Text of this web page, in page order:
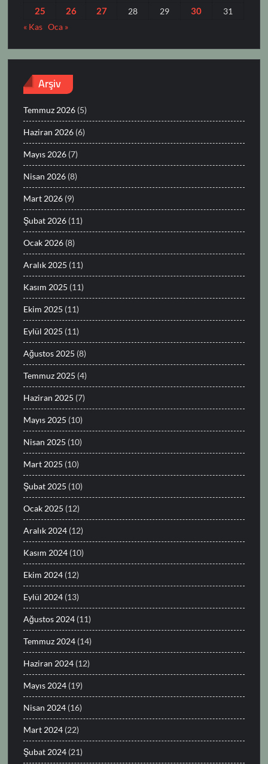
25
26 27 28 29 30
31
« Kas Oca »
Arşiv
Temmuz 2026 (5)
Haziran 2026 (6)
Mayıs 2026 (7)
Nisan 2026 (8)
Mart 2026 (9)
Şubat 2026 (11)
Ocak 2026 (8)
Aralık 2025 (11)
Kasım 2025 (11)
Ekim 2025 (11)
Eylül 2025 (11)
Ağustos 2025 (8)
Temmuz 2025 (4)
Haziran 2025 (7)
Mayıs 2025 (10)
Nisan 2025 (10)
Mart 2025 (10)
Şubat 2025 (10)
Ocak 2025 (12)
Aralık 2024 (12)
Kasım 2024 (10)
Ekim 2024 (12)
Eylül 2024 (13)
Ağustos 2024 (11)
Temmuz 2024 (14)
Haziran 2024 (12)
Mayıs 2024 (19)
Nisan 2024 (16)
Mart 2024 (22)
Şubat 2024 (21)